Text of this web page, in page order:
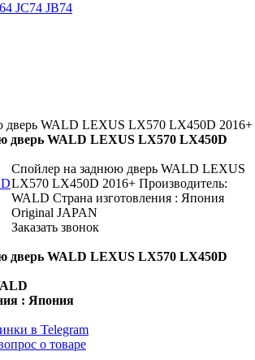
JC74 JB74
дверь WALD LEXUS LX570 LX450D 2016+
дверь WALD LEXUS LX570 LX450D
Спойлер на заднюю дверь WALD LEXUS
LX570 LX450D 2016+ Производитель:
WALD Страна изготовления : Япония
Original JAPAN
Заказать звонок
дверь WALD LEXUS LX570 LX450D
: Япония
в Telegram
о товаре